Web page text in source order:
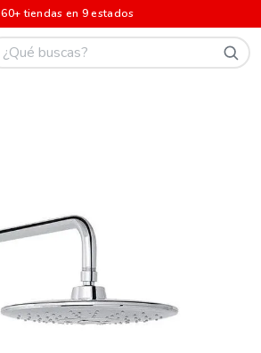
60+ tiendas en 9 estados